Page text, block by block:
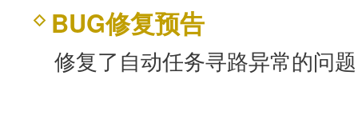
BUG修复预告
修复了自动任务寻路异常的问